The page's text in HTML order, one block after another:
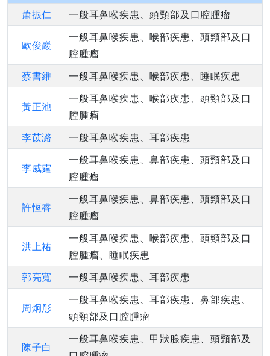
蕭振仁
一般耳鼻喉疾患、頭頸部及口腔腫瘤
歐俊巖
一般耳鼻喉疾患、喉部疾患、頭頸部及口
腔腫瘤
蔡書維
一般耳鼻喉疾患、喉部疾患、睡眠疾患
黃正池
一般耳鼻喉疾患、喉部疾患、頭頸部及口
腔腫瘤
李苡潞
一般耳鼻喉疾患、耳部疾患
李威霆
一般耳鼻喉疾患、鼻部疾患、頭頸部及口
腔腫瘤
許恆睿
一般耳鼻喉疾患、鼻部疾患、頭頸部及口
腔腫瘤
洪上祐
一般耳鼻喉疾患、喉部疾患、頭頸部及口
腔腫瘤、睡眠疾患
郭亮寬
一般耳鼻喉疾患、耳部疾患
周炯彤
一般耳鼻喉疾患、耳部疾患、鼻部疾患、
頭頸部及口腔腫瘤
陳子白
一般耳鼻喉疾患、甲狀腺疾患、頭頸部及